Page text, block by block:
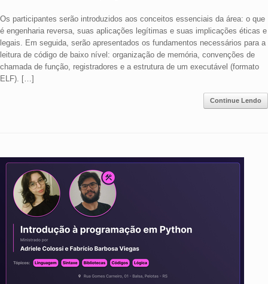
Os participantes serão introduzidos aos conceitos essenciais da área: o que
é engenharia reversa, suas aplicações legítimas e suas implicações éticas e
legais. Em seguida, serão apresentados os fundamentos necessários para a
leitura de código de baixo nível: organização de memória, convenções de
chamada de função, registradores e a estrutura de um executável (formato
ELF). […]
Continue Lendo